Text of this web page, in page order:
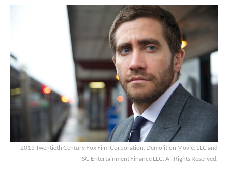
2015 Twentieth Century Fox Film Corporation, Demolition Movie, LLC and
TSG Entertainment Finance LLC. All Rights Reserved.